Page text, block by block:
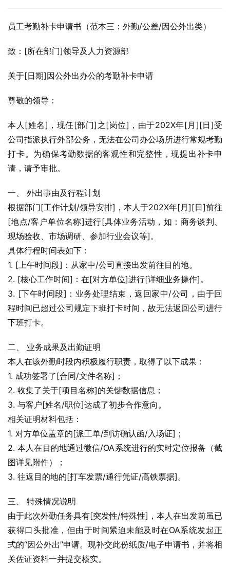
员工考勤补卡申请书（范本三：外勤/公差/因公外出类）
致：[所在部门]领导及人力资源部
关于[日期]因公外出办公的考勤补卡申请
尊敬的领导：
本人[姓名]，现任[部门]之[岗位]，由于202X年[月][日]受
公司指派执行外部公务，无法在公司办公场所进行常规考勤
打卡。为确保考勤数据的客观性和完整性，现提出补卡申
请，请予审批。
一、 外出事由及行程计划
根据部门[工作计划/领导安排]，本人于202X年[月][日]前往
[地点/客户单位名称]进行[具体业务活动，如：商务谈判、
现场验收、市场调研、参加行业会议等]。
具体行程时间表如下：
1. [上午时间段]：从家中/公司直接出发前往目的地。
2. [核心工作时间]：在[对方单位]进行[详细业务操作]。
3. [下午时间段]：业务处理结束，返回家中/公司，由于回
程时间已超过公司规定下班打卡时间，故无法返回公司进行
下班打卡。
二、 业务成果及出勤证明
本人在该外勤时段内积极履行职责，取得了以下成果：
1. 成功签署了[合同/文件名称]；
2. 收集了关于[项目名称]的关键数据信息；
3. 与客户[姓名/职位]达成了初步合作意向。
相关证明材料包括：
1. 对方单位盖章的[派工单/到访确认函/入场证]；
2. 本人在目的地通过微信/OA系统进行的实时定位报备（截
图详见附件）；
3. 往返目的地的[打车发票/通行凭证/高铁票据]。
三、 特殊情况说明
由于此次外勤任务具有[突发性/特殊性]，本人在出发前虽已
获得口头批准，但由于时间紧迫未能及时在OA系统发起正
式的“因公外出”申请。现补交此份纸质/电子申请书，并将相
关佐证资料一并提交核实。